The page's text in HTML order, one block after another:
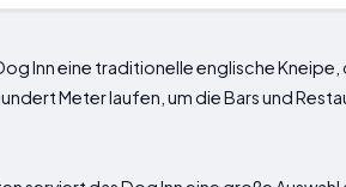
Inn eine traditionelle englische Kneipe,
Meter laufen, um die Bars und